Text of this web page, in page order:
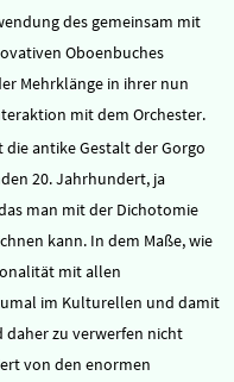
des gemeinsam mit
Oboenbuches
Mehrklänge in ihrer nun
mit dem Orchester.
antike Gestalt der Gorgo
20. Jahrhundert, ja
man mit der Dichotomie
kann. In dem Maße, wie
mit allen
im Kulturellen und damit
daher zu verwerfen nicht
von den enormen